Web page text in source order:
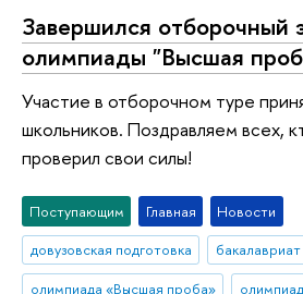
Завершился отборочный
олимпиады "Высшая
Участие в отборочном туре
школьников. Поздравляем всех,
проверил свои силы!
Поступающим Главная
Новости
довузовская подготовка
бакалавриат
олимпиада «Высшая проба»